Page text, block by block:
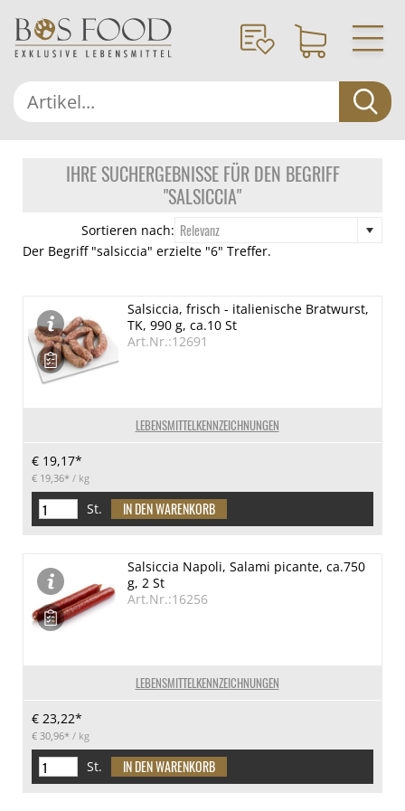
IHRE SUCHERGEBNISSE FÜR DEN BEGRIFF
"SALSICCIA"
Sortieren nach: Relevanz
Der Begriff "salsiccia" erzielte "6" Treffer.
LEBENSMITTELKENNZEICHNUNGEN
Salsiccia, frisch - italienische Bratwurst,
TK, 990 g, ca.10 St
Art.Nr.:12691
€ 19,17*
€ 19,36* / kg
St.
LEBENSMITTELKENNZEICHNUNGEN
Salsiccia Napoli, Salami picante, ca.750
g, 2 St
Art.Nr.:16256
€ 23,22*
€ 30,96* / kg
St.